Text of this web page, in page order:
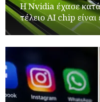
Η Nvidia έχασε
τέλειο AI chip